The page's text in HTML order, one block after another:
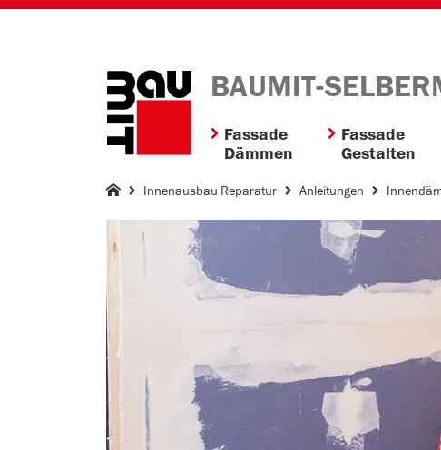
BAUMIT-
Fassade
Dämmen
Fassade
Gestalten
Innenausbau Reparatur Anleitungen